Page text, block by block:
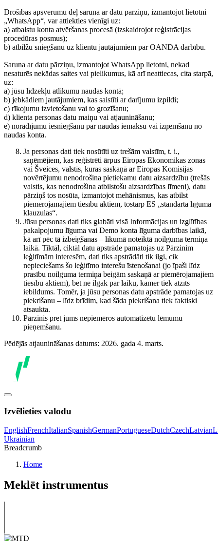
Drošības apsvērumu dēļ saruna ar datu pārziņu, izmantojot lietotni
„WhatsApp“, var attiekties vienīgi uz:
a) atbalstu konta atvēršanas procesā (izskaidrojot reģistrācijas
procedūras posmus);
b) atbilžu sniegšanu uz klientu jautājumiem par OANDA darbību.
Saruna ar datu pārziņu, izmantojot WhatsApp lietotni, nekad
nesaturēs nekādas saites vai pielikumus, kā arī neattiecas, cita starpā,
uz:
a) jūsu līdzekļu atlikumu naudas kontā;
b) jebkādiem jautājumiem, kas saistīti ar darījumu izpildi;
c) rīkojumu izvietošanu vai to grozīšanu;
d) klienta personas datu maiņu vai atjaunināšanu;
e) norādījumu iesniegšanu par naudas iemaksu vai izņemšanu no
naudas konta.
Ja personas dati tiek nosūtīti uz trešām valstīm, t. i.,
saņēmējiem, kas reģistrēti ārpus Eiropas Ekonomikas zonas
vai Šveices, valstīs, kuras saskaņā ar Eiropas Komisijas
novērtējumu nenodrošina pietiekamu datu aizsardzību (trešās
valstis, kas nenodrošina atbilstošu aizsardzības līmeni), datu
pārziņš tos nosūta, izmantojot mehānismus, kas atbilst
piemērojamajiem tiesību aktiem, tostarp ES „standarta līguma
klauzulas“.
Jūsu personas dati tiks glabāti visā Informācijas un izglītības
pakalpojumu līguma vai Demo konta līguma darbības laikā,
kā arī pēc tā izbeigšanas – likumā noteiktā noilguma termiņa
laikā. Tiktāl, ciktāl datu apstrāde pamatojas uz Pārzinim
leģitīmām interesēm, dati tiks apstrādāti tik ilgi, cik
nepieciešams šo leģitīmo interešu īstenošanai (jo īpaši līdz
prasību noilguma termiņa beigām saskaņā ar piemērojamajiem
tiesību aktiem), bet ne ilgāk par laiku, kamēr tiek atzīts
iebildums. Tomēr, ja jūsu personas datu apstrāde pamatojas uz
piekrišanu – līdz brīdim, kad šāda piekrišana tiek faktiski
atsaukta.
Pārzinis pret jums nepiemēros automatizētu lēmumu
pieņemšanu.
Pēdējās atjaunināšanas datums: 2026. gada 4. marts.
Izvēlieties valodu
EnglishFrenchItalianSpanishGermanPortugueseDutchCzechLatvian
Ukrainian
Breadcrumb
Home
Meklēt instrumentus